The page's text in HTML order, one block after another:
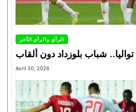
الرأي والرأي الأخر
شباب بلوزداد دون ألقاب
Avril 30, 2026